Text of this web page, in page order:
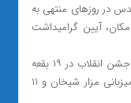
بقعه و مکان مقدس در روزهای منتهی به
آغاز دهه فجر به انجام می‌رسد همچنین در ۱۶ مکان، آیین گرامیداشت
مدیرکل اوقاف و امور خیریه استان قم از برپایی جشن انقلاب در ۱۹ بقعه
استان خبر داد و گفت: ۱۲ محفل قرآن هم به میزبانی مزار شیخان و ۱۱